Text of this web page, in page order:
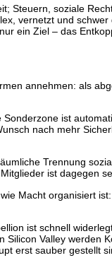
Steuern, soziale
vernetzt und
ein Ziel – das
annehmen: als
ist
nach mehr
Trennung
ist dagegen
Macht organisiert
ist schnell
Valley werden
erst sauber gestellt